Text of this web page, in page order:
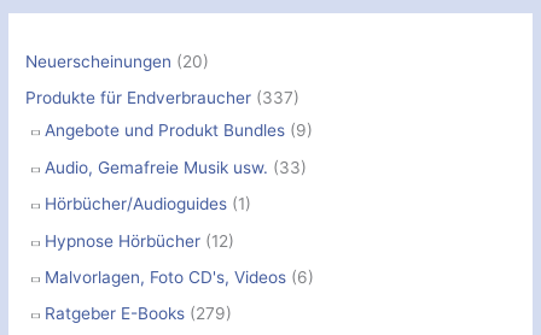
e
h
Neuerscheinungen (20)
Produkte für Endverbraucher (337)
Angebote und Produkt Bundles (9)
Audio, Gemafreie Musik usw. (33)
Hörbücher/Audioguides (1)
Hypnose Hörbücher (12)
Malvorlagen, Foto CD's, Videos (6)
Ratgeber E-Books (279)